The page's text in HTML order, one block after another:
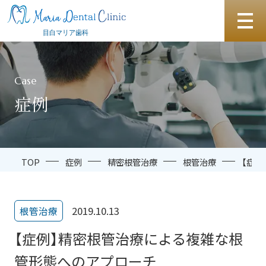
Case
症例
TOP 症例 精密根管治療 根管治療 【症
根管治療 2019.10.13
【症例】精密根管治療による複雑な根
管形態へのアプローチ